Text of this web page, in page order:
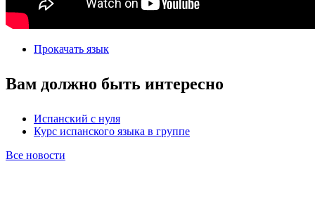
Прокачать язык
Вам должно быть интересно
Испанский с нуля
Курс испанского языка в группе
Все новости